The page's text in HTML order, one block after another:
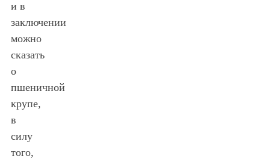
и в
заключении
можно
сказать
о
пшеничной
крупе,
в
силу
того,